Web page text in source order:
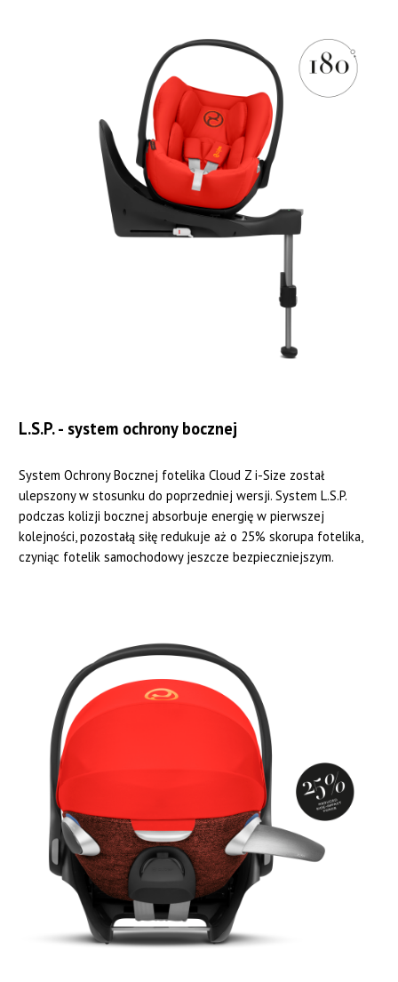
L.S.P. - system ochrony bocznej
System Ochrony Bocznej fotelika Cloud Z i-Size został
ulepszony w stosunku do poprzedniej wersji. System L.S.P.
podczas kolizji bocznej absorbuje energię w pierwszej
kolejności, pozostałą siłę redukuje aż o 25% skorupa fotelika,
czyniąc fotelik samochodowy jeszcze bezpieczniejszym.